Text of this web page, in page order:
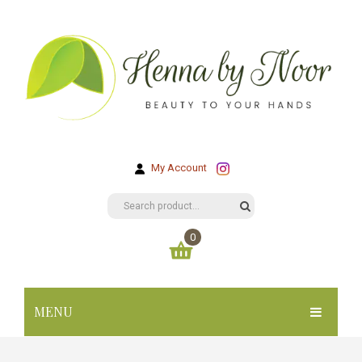
My Account
MENU
0
You have no items in your shopping cart
SUBTOTAL: KR0.00